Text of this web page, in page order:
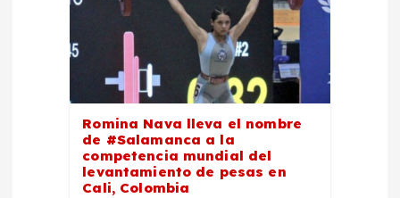
Romina Nava lleva el nombre
de #Salamanca a la
competencia mundial del
levantamiento de pesas en
Cali, Colombia